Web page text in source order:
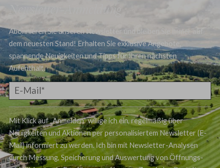
Newsletter-Anmeldung
Abonnieren Sie unseren Newsletter und bleiben Sie immer auf
dem neuesten Stand! Erhalten Sie exklusive Angebote,
spannende Neuigkeiten und Tipps für Ihren nächsten
Aufenthalt.
Mit Klick auf „Anmelden“ willige ich ein, regelmäßig über
Neuigkeiten und Aktionen per personalisiertem Newsletter (E-
Mail) informiert zu werden. Ich bin mit Newsletter-Analysen
durch Messung, Speicherung und Auswertung von Öffnungs-